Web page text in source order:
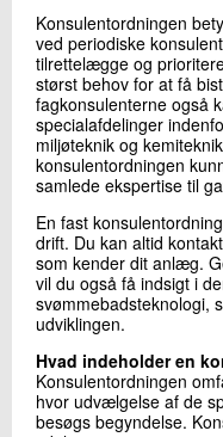
Konsulentordningen
ved periodiske
tilrettelægge og
størst behov for at få
fagkonsulenterne også
specialafdelinger
miljøteknik og
konsulentordningen
samlede ekspertise til
En fast
drift. Du kan altid
som kender dit anlæg.
vil du også få indsigt i
svømmebadsteknologi,
udviklingen.
Hvad indeholder en
Konsulentordningen
hvor udvælgelse af de
besøgs begyndelse.